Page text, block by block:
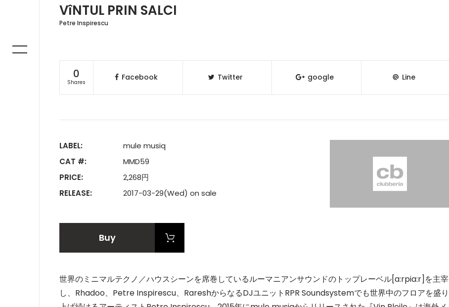
VîNTUL PRIN SALCI
Petre Inspirescu
0
Shares
Facebook Twitter google Line
LABEL:
mule musiq
CAT #:
MMD59
PRICE:
2,268円
RELEASE:
2017-03-29(Wed) on sale
Buy
世界のミニマルテクノ／ハウスシーンを席巻しているルーマニアンサウンドのトップレーベル[a:rpia:r]を主宰
し、Rhadoo、Petre Inspirescu、RareshからなるDJユニットRPR Soundsystemでも世界中のフロアを盛り